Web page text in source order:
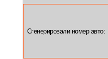
Сгенерировали номер авто: